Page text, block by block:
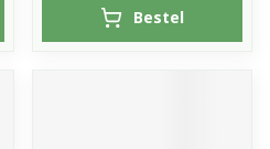
Bestel